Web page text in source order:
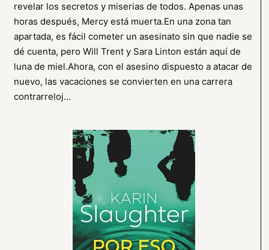
revelar los secretos y miserias de todos. Apenas unas
horas después, Mercy está muerta.En una zona tan
apartada, es fácil cometer un asesinato sin que nadie se
dé cuenta, pero Will Trent y Sara Linton están aquí de
luna de miel.Ahora, con el asesino dispuesto a atacar de
nuevo, las vacaciones se convierten en una carrera
contrarreloj…